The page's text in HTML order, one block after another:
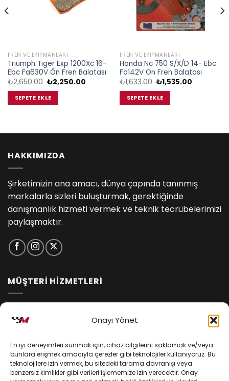
Onayı Yönet
En iyi deneyimleri sunmak için, cihaz bilgilerini saklamak ve/veya
bunlara erişmek amacıyla çerezler gibi teknolojiler kullanıyoruz. Bu
teknolojilere izin vermek, bu sitedeki tarama davranışı veya
benzersiz kimlikler gibi verileri işlememize izin verecektir. Onay
FREN VE EKIPMANLARI
Trıumph Tıger Exp 1200Xc 16-
Ebc Fa630V Ön Fren Balatası
₺2,650.00 Orijinal
fiyat:
₺2,650.00.
₺2,250.00Şu
SEPETE EKLE
FREN VE EKIPMANLARI
Honda Nc 750 S/X/D 14- Ebc
Fa142V Ön Fren Balatası
₺1,633.00 Orijinal
fiyat:
₺1,633.00.
₺1,535.00Şu
SEPETE EKLE
HAKKIMIZDA
Şirketimizin ana amacı, dünya çapında tanınmış
markalarla sizleri buluşturmak, gerektiğinde
danışmanlık hizmeti vermek ve teknik tecrübelerimizi
paylaşmaktır.
MÜŞTERİ HİZMETLERİ
Kişisel Verilerin Korunması
Mesafeli Satış Sözleşmesi